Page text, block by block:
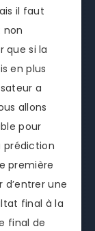
il faut
non
que si la
en plus
a
allons
pour
prédiction
première
d’entrer une
final à la
final de